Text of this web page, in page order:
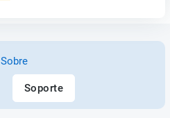
Sobre
Soporte